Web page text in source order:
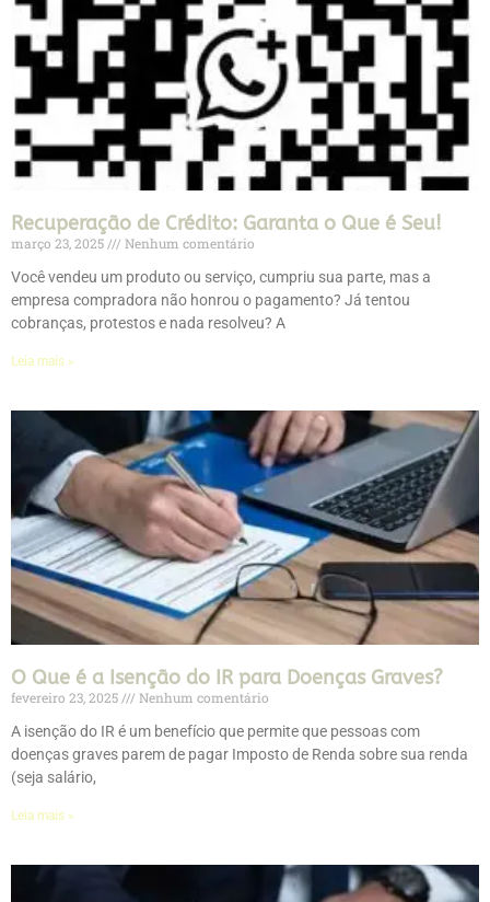
Recuperação de Crédito: Garanta o Que é Seu!
março 23, 2025
Nenhum comentário
Você vendeu um produto ou serviço, cumpriu sua parte, mas a
empresa compradora não honrou o pagamento? Já tentou
cobranças, protestos e nada resolveu? A
Leia mais »
O Que é a Isenção do IR para Doenças Graves?
fevereiro 23, 2025
Nenhum comentário
A isenção do IR é um benefício que permite que pessoas com
doenças graves parem de pagar Imposto de Renda sobre sua renda
(seja salário,
Leia mais »